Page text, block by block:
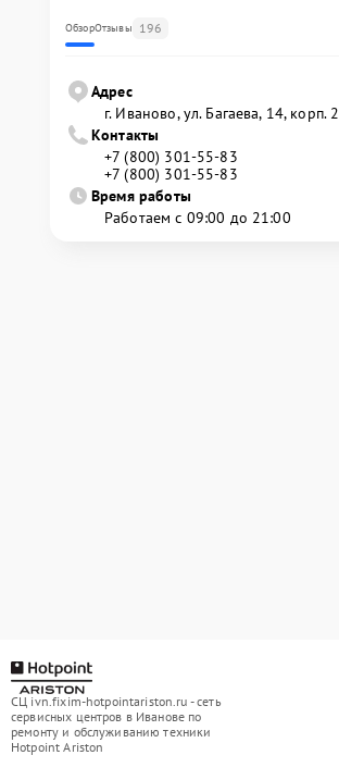
ОбзорОтзывы 196
Адрес
г. Иваново, ул. Багаева, 14, корп. 2
Контакты
+7 (800) 301-55-83
+7 (800) 301-55-83
Время работы
Работаем с 09:00 до 21:00
СЦ ivn.fixim-hotpointariston.ru - сеть
сервисных центров в Иванове по
ремонту и обслуживанию техники
Hotpoint Ariston